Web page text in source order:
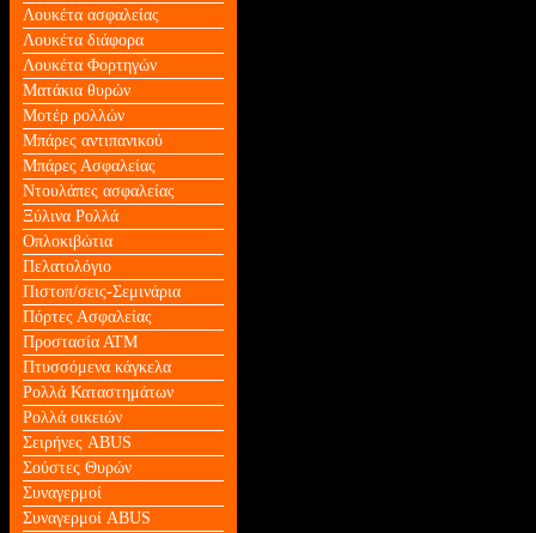
Λουκέτα ασφαλείας
Λουκέτα διάφορα
Λουκέτα Φορτηγών
Ματάκια θυρών
Μοτέρ ρολλών
Μπάρες αντιπανικού
Μπάρες Ασφαλείας
Ντουλάπες ασφαλείας
Ξύλινα Ρολλά
Οπλοκιβώτια
Πελατολόγιο
Πιστοπ/σεις-Σεμινάρια
Πόρτες Ασφαλείας
Προστασία ΑΤΜ
Πτυσσόμενα κάγκελα
Ρολλά Καταστημάτων
Ρολλά οικειών
Σειρήνες ABUS
Σούστες Θυρών
Συναγερμοί
Συναγερμοί ABUS